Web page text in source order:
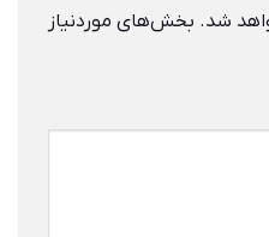
شد. بخش‌های موردنیاز